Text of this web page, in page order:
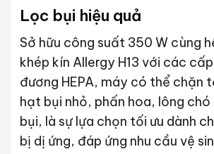
Lọc bụi hiệu quả
Sở hữu công suất 350 W cùng
khép kín Allergy H13 với các
đương HEPA, máy có thể chặn
hạt bụi nhỏ, phấn hoa, lông
bụi, là sự lựa chọn tối ưu dành
bị dị ứng, đáp ứng nhu cầu vệ